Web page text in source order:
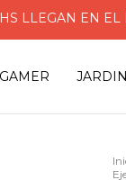
EN EL DIA!!
GAMER JARDIN